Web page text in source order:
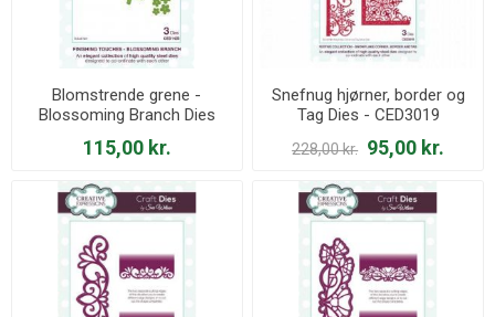
Blomstrende grene -
Blossoming Branch Dies
CED1425
115,00 kr.
Snefnug hjørner, border og
Tag Dies - CED3019
228,00 kr. 95,00 kr.